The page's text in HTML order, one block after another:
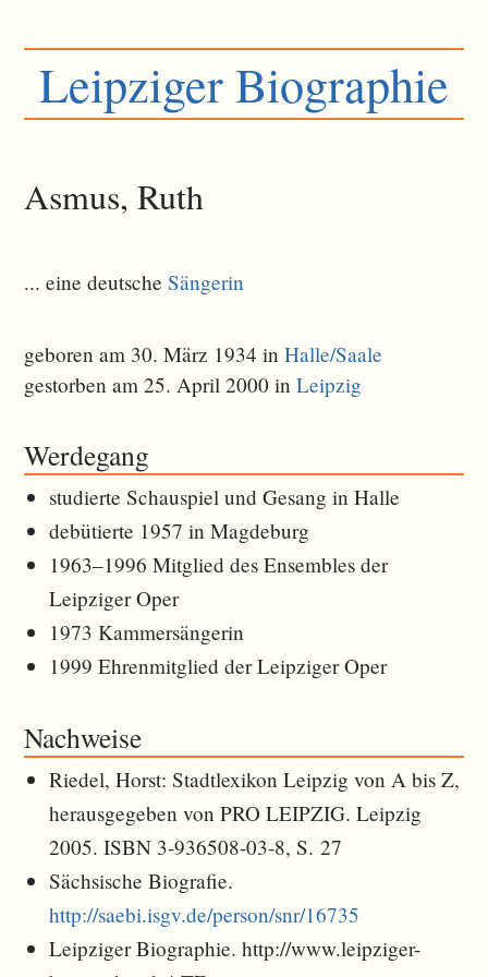
Leipziger Biographie
Asmus, Ruth
... eine deutscheSängerin
geboren am 30. März 1934 inHalle/Saale
gestorben am 25. April 2000 inLeipzig
Werdegang
studierte Schauspiel und Gesang in Halle
debütierte 1957 in Magdeburg
1963–1996 Mitglied des Ensembles der
Leipziger Oper
1973 Kammersängerin
1999 Ehrenmitglied der Leipziger Oper
Nachweise
Riedel, Horst: Stadtlexikon Leipzig von A bis Z,
herausgegeben von PRO LEIPZIG. Leipzig
2005. ISBN 3-936508-03-8, S. 27
Sächsische Biografie.
http://saebi.isgv.de/person/snr/16735
Leipziger Biographie. http://www.leipziger-